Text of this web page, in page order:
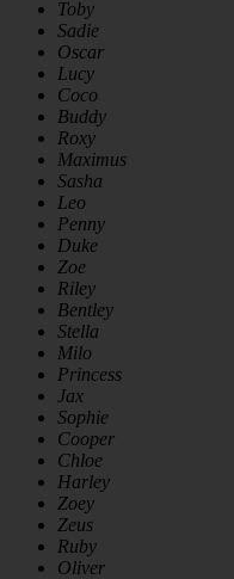
Toby
Sadie
Oscar
Lucy
Coco
Buddy
Roxy
Maximus
Sasha
Leo
Penny
Duke
Zoe
Riley
Bentley
Stella
Milo
Princess
Jax
Sophie
Cooper
Chloe
Harley
Zoey
Zeus
Ruby
Oliver